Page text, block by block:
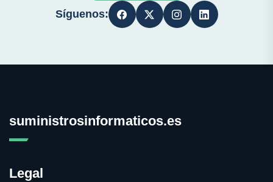
Síguenos:
suministrosinformaticos.es
Legal